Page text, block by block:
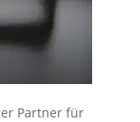
Partner für